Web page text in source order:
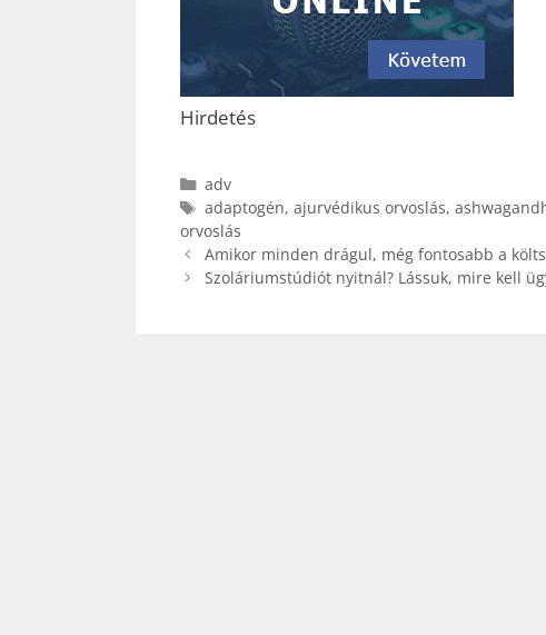
Hirdetés
Kategória
adv
Címkék
adaptogén, ajurvédikus orvoslás,
orvoslás
Amikor minden drágul, még fontosabb a
Szoláriumstúdiót nyitnál? Lássuk, mire kell